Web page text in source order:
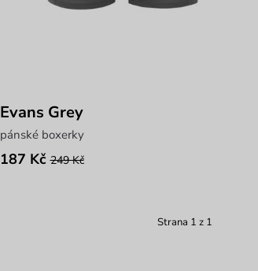
Evans Grey
pánské boxerky
187 Kč 249 Kč
Strana 1 z 1